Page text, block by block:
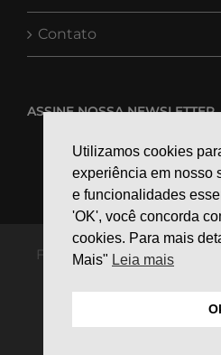
Contato
ASSINE NOSSA NEWSLETTER
Forbiz Business Software |
Utilizamos cookies
experiência em nosso
e funcionalidades
'OK', você concorda
cookies. Para mais
Mais" Leia mais